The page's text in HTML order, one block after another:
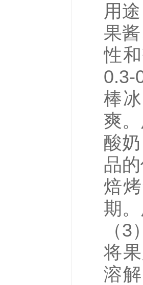
用
果
性
0.3-
棒
爽
酸
品
焙
期
（
将
溶